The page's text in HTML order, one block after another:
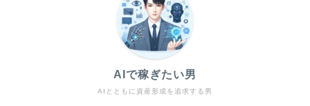
AIとともに資産形成を追求する男
AIで稼ぎたい男